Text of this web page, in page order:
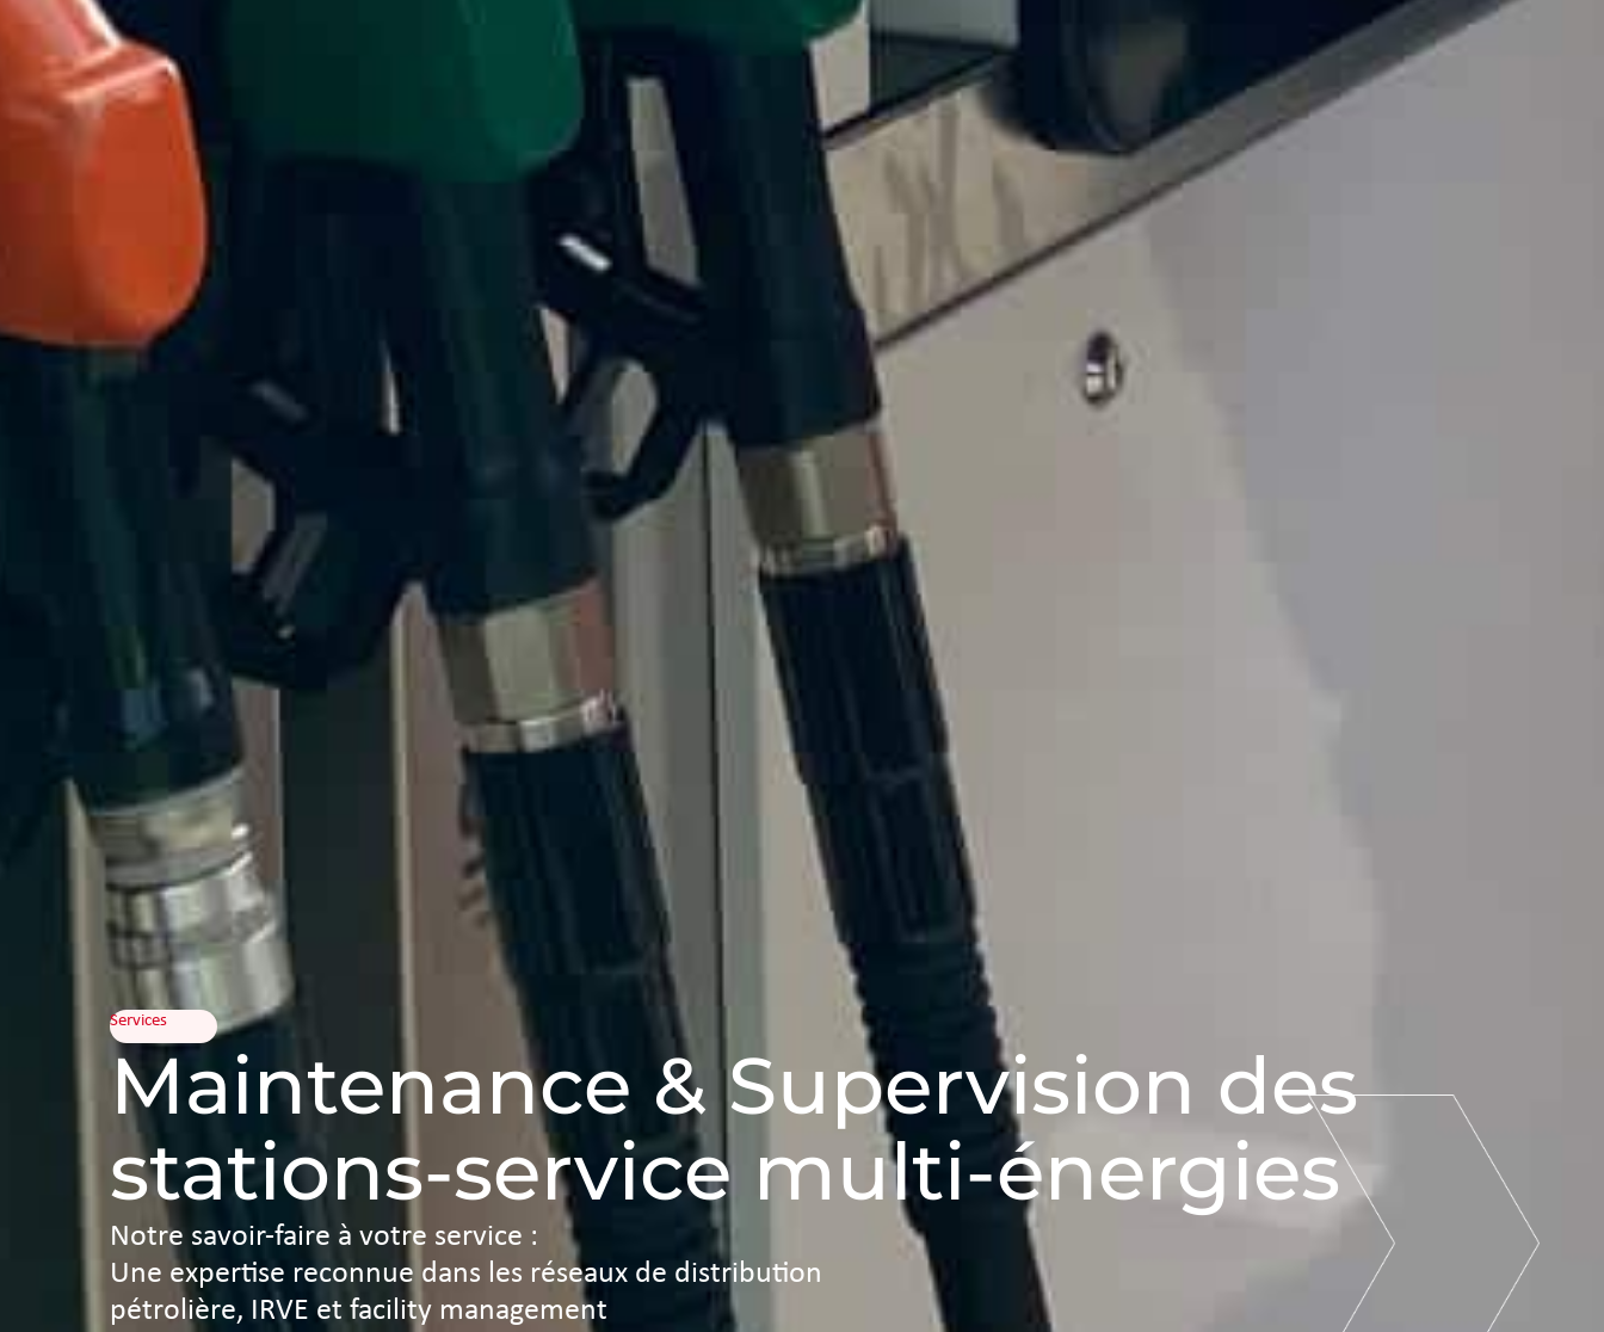
Services
Maintenance & Supervision des
stations-service multi-énergies
Notre savoir-faire à votre service :
Une expertise reconnue dans les réseaux de distribution
pétrolière, IRVE et facility management